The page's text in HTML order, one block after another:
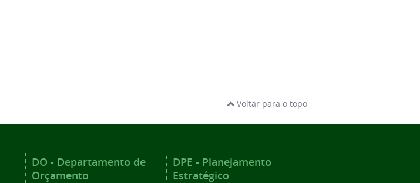
Voltar para o topo
DO - Departamento de
Orçamento
DPE - Planejamento
Estratégico